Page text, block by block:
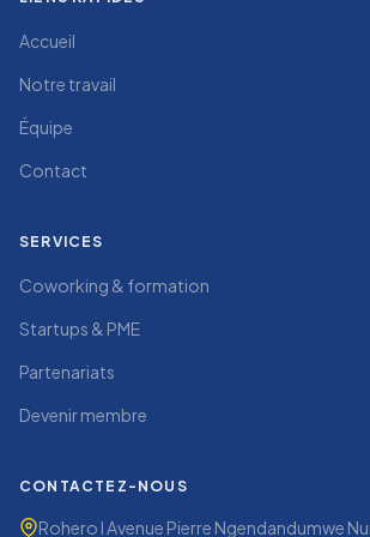
Accueil
Notre travail
Équipe
Contact
SERVICES
Coworking & formation
Startups & PME
Partenariats
Devenir membre
CONTACTEZ-NOUS
Rohero I Avenue Pierre Ngendandumwe